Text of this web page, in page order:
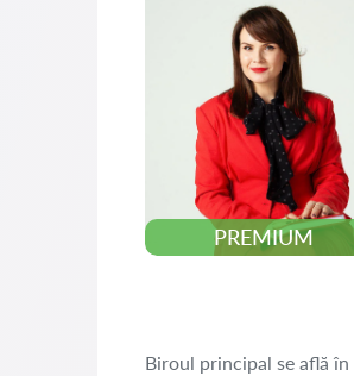
PREMIUM
Biroul principal se află